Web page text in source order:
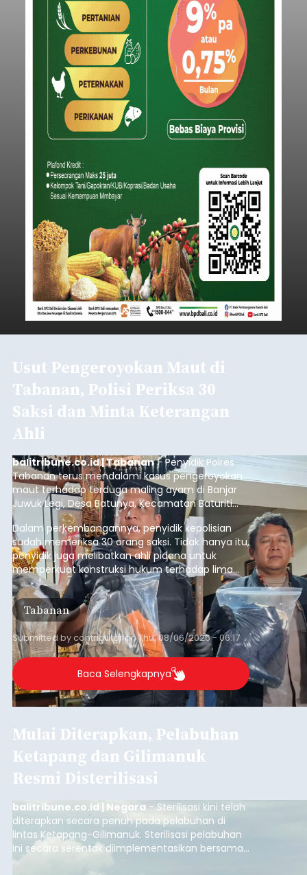
Usut Pengeroyokan Maut di
Tabanan, Polisi Periksa 30
Saksi dan Minta Keterangan
Ahli
balitribune.co.id | Tabanan- Penyidik Polres
Tabanan terus mendalami kasus pengeroyokan
maut terhadap terduga maling ayam di Banjar
Juwuk Legi, Desa Batunya, Kecamatan Baturiti
yang terjadi beberapa waktu lalu.
Dalam perkembangannya, penyidik kepolisian
sudah memeriksa 30 orang saksi. Tidak hanya itu,
penyidik juga melibatkan ahli pidana untuk
memperkuat konstruksi hukum terhadap lima
orang tersangka yang saat ini ditahan.
Tabanan
Submitted bycontributoronThu, 08/06/2026 - 06:17
Baca Selengkapnya
Mulai Diterapkan, Pelabuhan
Ketapang dan Gilimanuk
Resmi Disterilisasi
balitribune.co.id | Negara - Sterilisasi kini telah
diterapkan secara penuh pada pelabuhan di
lintas Ketapang-Gilimanuk. Sterilisasi pelabuhan
ini secara serentak diimplementasikan bersama
empat pelabuhan utama lainnya, yakni